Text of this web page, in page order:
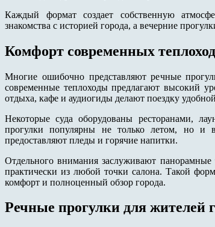
Каждый формат создает собственную
знакомства с историей города, а вечерние
Комфорт современных
Многие ошибочно представляют речные
современные теплоходы предлагают высокий
отдыха, кафе и аудиогиды делают поездку
Некоторые суда оборудованы ресторанами,
прогулки популярны не только летом, но и
предоставляют пледы и горячие напитки.
Отдельного внимания заслуживают панорамные
практически из любой точки салона. Такой
комфорт и полноценный обзор города.
Речные прогулки для жителей